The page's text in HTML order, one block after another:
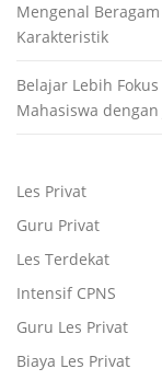
Mengenal
Karakteristik
Belajar Lebih
Mahasiswa
Les Privat
Guru Privat
Les Terdekat
Intensif CPNS
Guru Les Privat
Biaya Les Privat